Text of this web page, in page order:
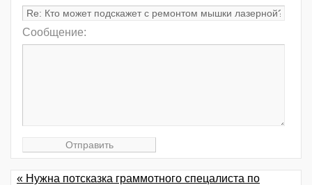
Сообщение:
« Нужна потсказка граммотного спецалиста по